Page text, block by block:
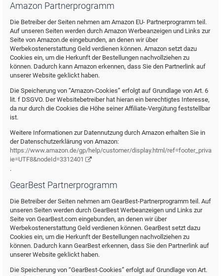
Amazon Partnerprogramm
Die Betreiber der Seiten nehmen am Amazon EU- Partnerprogramm teil.
Auf unseren Seiten werden durch Amazon Werbeanzeigen und Links zur
Seite von Amazon.de eingebunden, an denen wir über
Werbekostenerstattung Geld verdienen können. Amazon setzt dazu
Cookies ein, um die Herkunft der Bestellungen nachvollziehen zu
können. Dadurch kann Amazon erkennen, dass Sie den Partnerlink auf
unserer Website geklickt haben.
Die Speicherung von “Amazon-Cookies” erfolgt auf Grundlage von Art. 6
lit. f DSGVO. Der Websitebetreiber hat hieran ein berechtigtes Interesse,
da nur durch die Cookies die Höhe seiner Affiliate-Vergütung feststellbar
ist.
Weitere Informationen zur Datennutzung durch Amazon erhalten Sie in
der Datenschutzerklärung von Amazon:
https://www.amazon.de/gp/help/customer/display.html/ref=footer_privacy?
ie=UTF8&nodeId=3312401
.
GearBest Partnerprogramm
Die Betreiber der Seiten nehmen am GearBest-Partnerprogramm teil. Auf
unseren Seiten werden durch GearBest Werbeanzeigen und Links zur
Seite von GearBest.com eingebunden, an denen wir über
Werbekostenerstattung Geld verdienen können. GearBest setzt dazu
Cookies ein, um die Herkunft der Bestellungen nachvollziehen zu
können. Dadurch kann GearBest erkennen, dass Sie den Partnerlink auf
unserer Website geklickt haben.
Die Speicherung von “GearBest-Cookies” erfolgt auf Grundlage von Art.